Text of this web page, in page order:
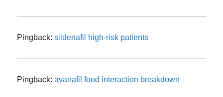
Pingback:sildenafil high‑risk patients
Pingback:avanafil food interaction breakdown